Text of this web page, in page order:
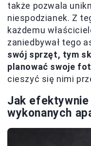
także pozwala
niespodzianek. Z
każdemu
zaniedbywał tego
swój sprzęt, tym
planować swoje
cieszyć się nimi
Jak
wykonanych